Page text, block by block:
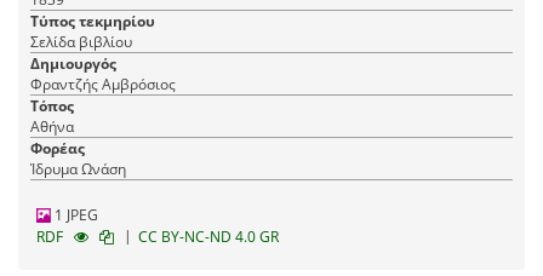
συντροφίας, 1839, τ. Γ´-Δ´, ἐκ τῆς Τυπογραφίας Κ.
Ράλλη, 1841.
Τύπος τεκμηρίου
Σελίδα βιβλίου
Δημιουργός
Φραντζής Αμβρόσιος
Τόπος
Αθήνα
Φορέας
Ίδρυμα Ωνάση
1 JPEG
RDF
| CC BY-NC-ND 4.0 GR